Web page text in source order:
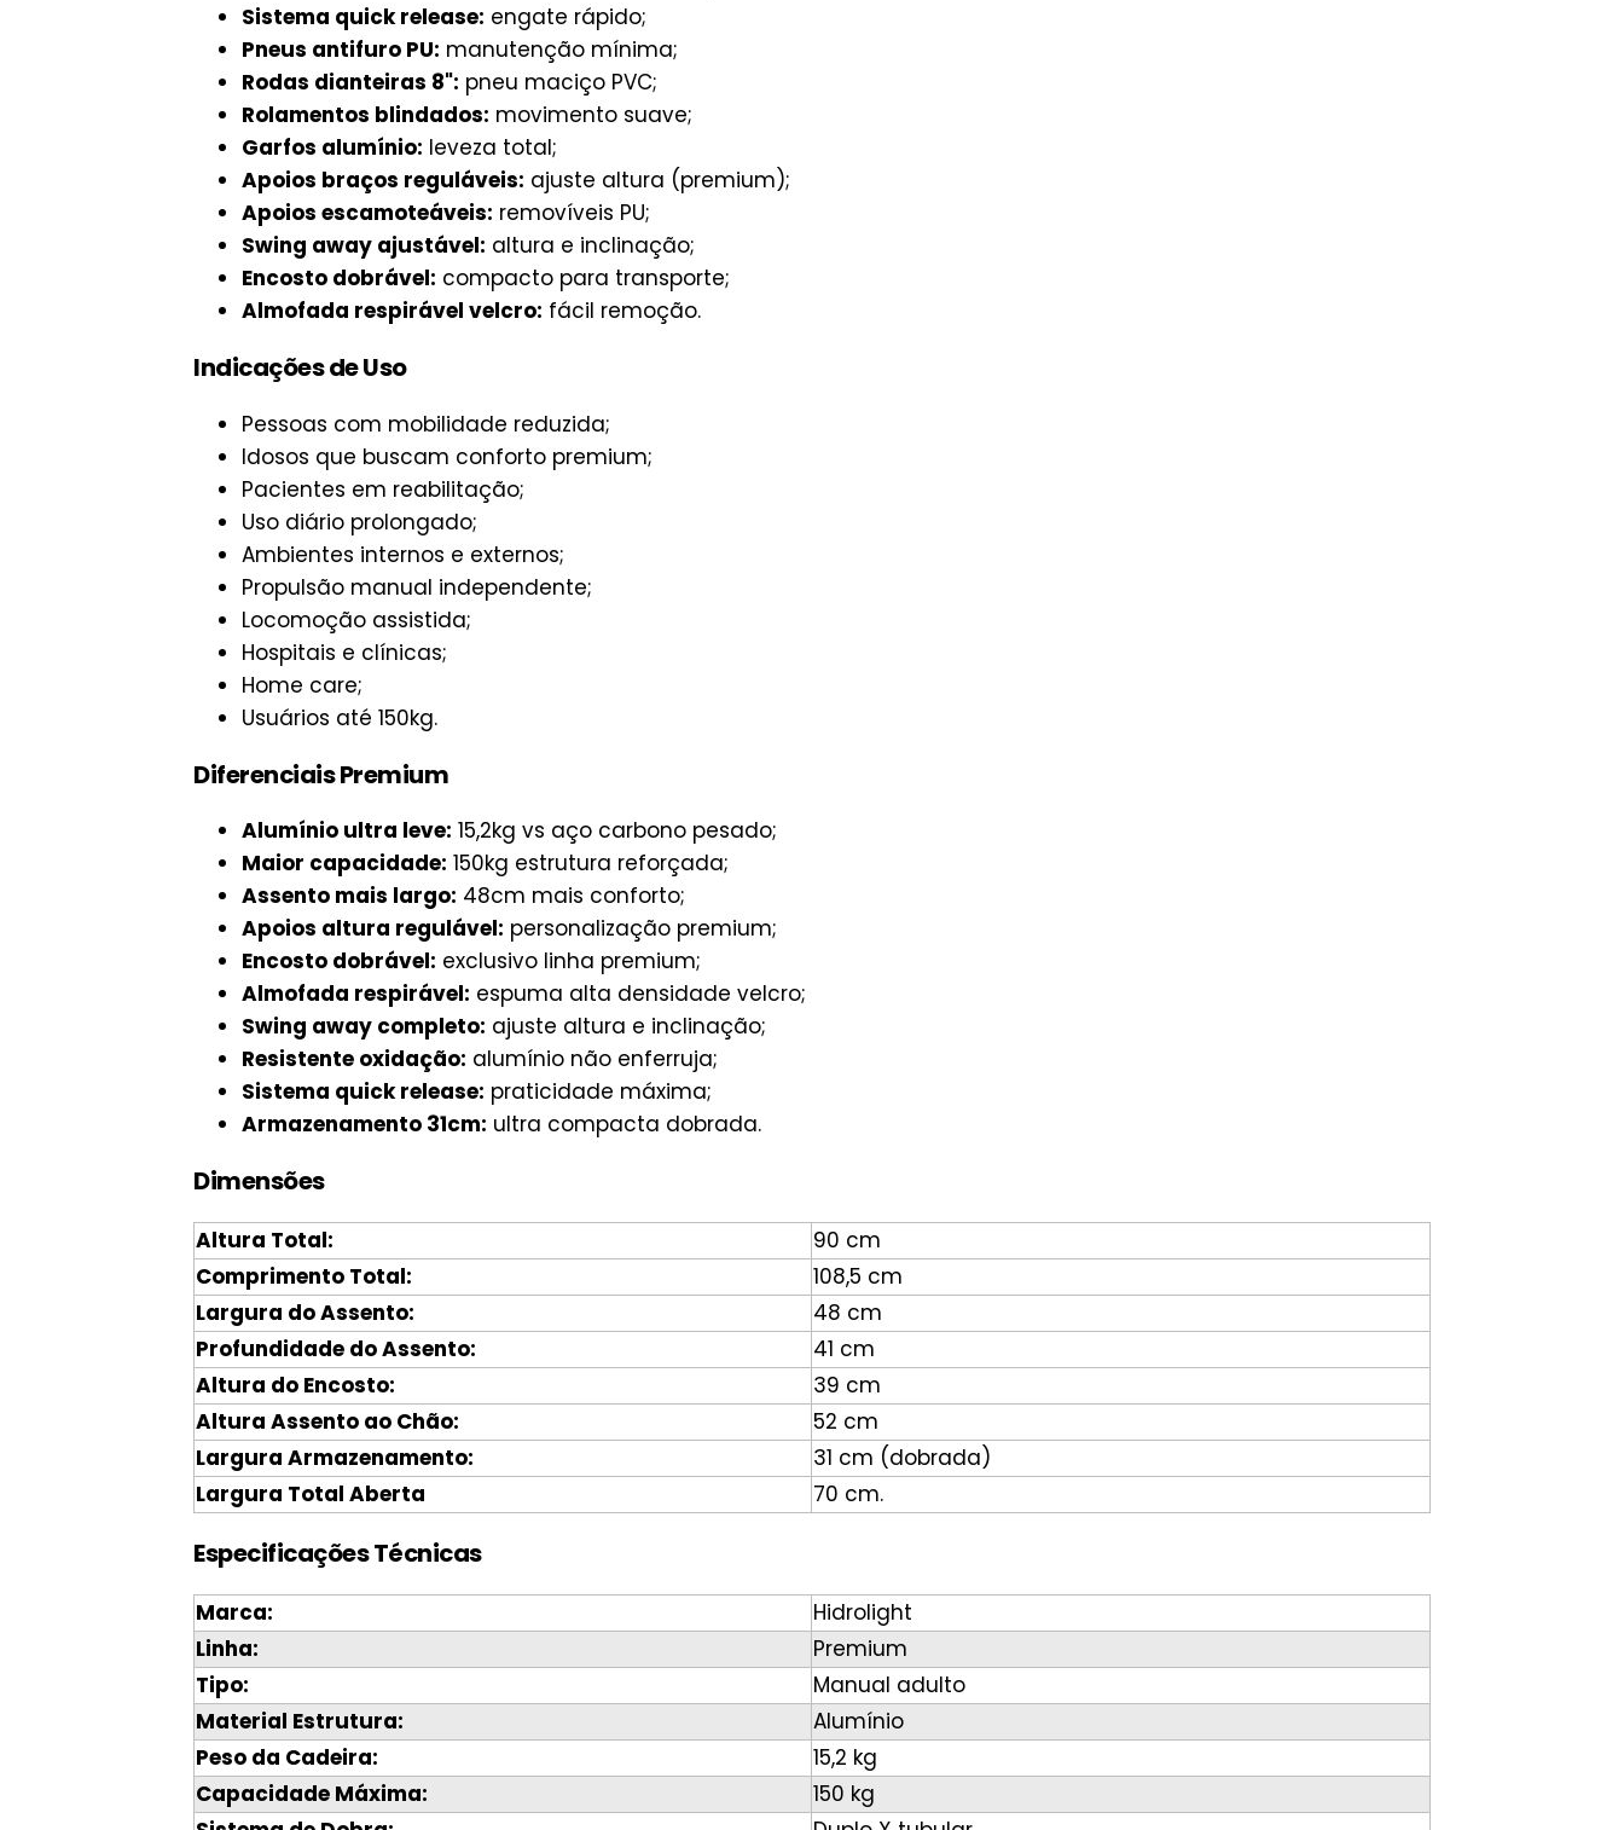
Sistema quick release: engate rápido;
Pneus antifuro PU: manutenção mínima;
Rodas dianteiras 8": pneu maciço PVC;
Rolamentos blindados: movimento suave;
Garfos alumínio: leveza total;
Apoios braços reguláveis: ajuste altura (premium);
Apoios escamoteáveis: removíveis PU;
Swing away ajustável: altura e inclinação;
Encosto dobrável: compacto para transporte;
Almofada respirável velcro: fácil remoção.
Indicações de Uso
Pessoas com mobilidade reduzida;
Idosos que buscam conforto premium;
Pacientes em reabilitação;
Uso diário prolongado;
Ambientes internos e externos;
Propulsão manual independente;
Locomoção assistida;
Hospitais e clínicas;
Home care;
Usuários até 150kg.
Diferenciais Premium
Alumínio ultra leve: 15,2kg vs aço carbono pesado;
Maior capacidade: 150kg estrutura reforçada;
Assento mais largo: 48cm mais conforto;
Apoios altura regulável: personalização premium;
Encosto dobrável: exclusivo linha premium;
Almofada respirável: espuma alta densidade velcro;
Swing away completo: ajuste altura e inclinação;
Resistente oxidação: alumínio não enferruja;
Sistema quick release: praticidade máxima;
Armazenamento 31cm: ultra compacta dobrada.
Dimensões
Altura Total:
90 cm
Comprimento Total:
108,5 cm
Largura do Assento:
48 cm
Profundidade do Assento:
41 cm
Altura do Encosto:
39 cm
Altura Assento ao Chão:
52 cm
Largura Armazenamento:
31 cm (dobrada)
Largura Total Aberta
70 cm.
Especificações Técnicas
Marca:
Hidrolight
Linha:
Premium
Tipo:
Manual adulto
Material Estrutura:
Alumínio
Peso da Cadeira:
15,2 kg
Capacidade Máxima:
150 kg